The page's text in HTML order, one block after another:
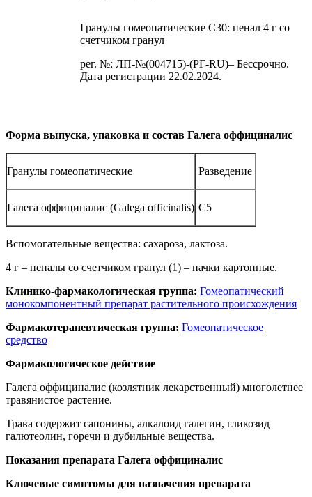
Гранулы гомеопатические C30: пенал 4 г со
счетчиком гранул
рег. №: ЛП-№(004715)-(РГ-RU)– Бессрочно.
Дата регистрации 22.02.2024.
Форма выпуска, упаковка и состав Галега оффициналис
Гранулы гомеопатические Разведение
Галега оффициналис (Galega officinalis) C5
Вспомогательные вещества: сахароза, лактоза.
4 г – пеналы со счетчиком гранул (1) – пачки картонные.
Клинико-фармакологическая группа: Гомеопатический
монокомпонентный препарат растительного происхождения
Фармакотерапевтическая группа: Гомеопатическое
средство
Фармакологическое действие
Галега оффициналис (козлятник лекарственный) многолетнее
травянистое растение.
Трава содержит сапонины, алкалоид галегин, гликозид
галютеолин, горечи и дубильные вещества.
Показания препарата Галега оффициналис
Ключевые симптомы для назначения препарата